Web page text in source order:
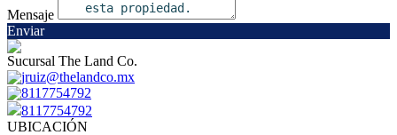
Mensaje
Enviar
Sucursal The Land Co.
jruiz@thelandco.mx
8117754792
8117754792
UBICACIÓN